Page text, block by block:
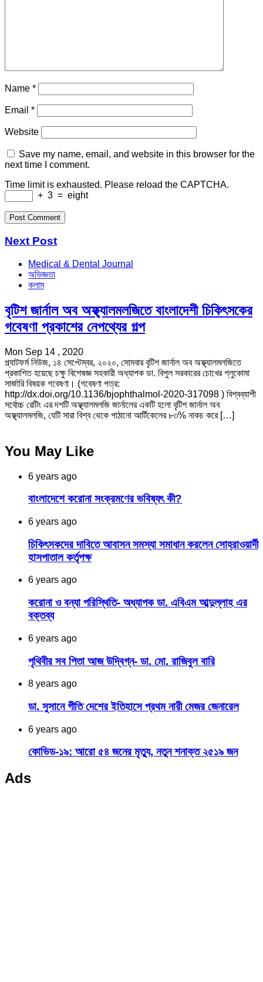
Name *
Email *
Website
Save my name, email, and website in this browser for the
next time I comment.
Time limit is exhausted. Please reload the CAPTCHA.
+ 3 = eight
Next Post
Medical & Dental Journal
অভিজ্ঞতা
কলাম
বৃটিশ জার্নাল অব অফ্থ্যালমলজিতে বাংলাদেশী চিকিৎসকের
গবেষণা প্রকাশের নেপথ্যের গল্প
Mon Sep 14 , 2020
প্ল্যাটফর্ম নিউজ, ১৪ সেপ্টেম্বর, ২০২০, সোমবার বৃটিশ জার্নাল অব অফ্থ্যালমলজিতে
প্রকাশিত হয়েছে চক্ষু বিশেষজ্ঞ সহকারী অধ্যাপক ডা. বিপুল সরকারের চোখের গ্লুকোমা
সার্জারি বিষয়ক গবেষণা। (গবেষণা পত্র:
http://dx.doi.org/10.1136/bjophthalmol-2020-317098 ) বিশ্বব্যাপী
সর্বোচ্চ রেটিং এর দশটি অফ্থ্যালমলজি জার্নালের একটি হলো বৃটিশ জার্নাল অব
অফ্থ্যালমলজি, যেটি সারা বিশ্ব থেকে পাঠানো আর্টিকেলের ৮৩% নাকচ করে […]
You May Like
6 years ago
বাংলাদেশে করোনা সংক্রমণের ভবিষ্যৎ কী?
6 years ago
চিকিৎসকদের দাবিতে আবাসন সমস্যা সমাধান করলেন সোহ্‌রাওয়ার্দী
হাসপাতাল কর্তৃপক্ষ
6 years ago
করোনা ও বন্যা পরিস্থিতি- অধ্যাপক ডা. এবিএম আব্দুল্লাহ এর
বক্তব্য
6 years ago
পৃথিবীর সব পিতা আজ উদ্বিগ্ন- ডা. মো. রাজিবুল বারি
8 years ago
ডা. সুসানে গীতি দেশের ইতিহাসে প্রথম নারী মেজর জেনারেল
6 years ago
কোভিড-১৯: আরো ৫৪ জনের মৃত্যু, নতুন শনাক্ত ২৫১৯ জন
Ads